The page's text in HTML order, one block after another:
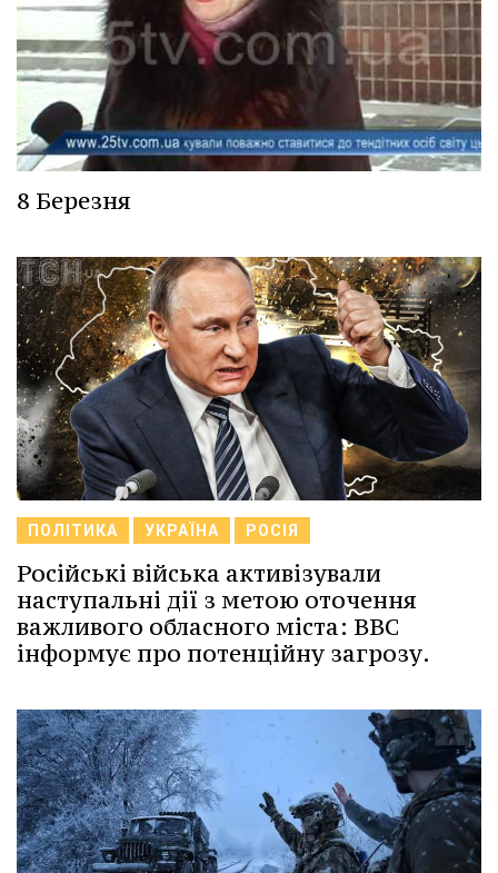
8 Березня
ПОЛІТИКА УКРАЇНА РОСІЯ
Російські війська активізували
наступальні дії з метою оточення
важливого обласного міста: ВВС
інформує про потенційну загрозу.